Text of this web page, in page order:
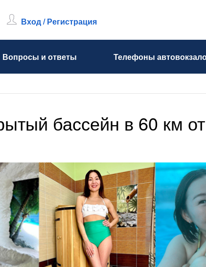
Вопросы и ответы Телефоны
Вход / Регистрация
бассейн в 60 км